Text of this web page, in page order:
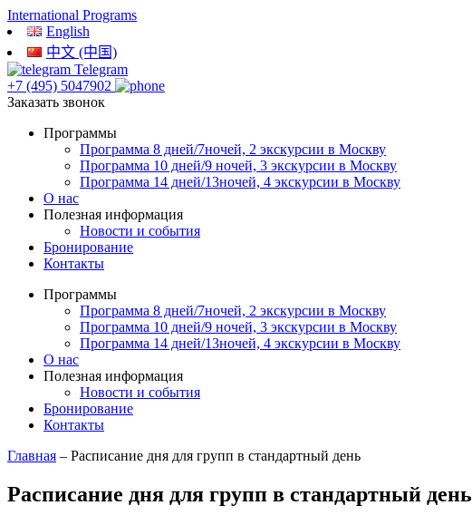
International Programs
English
中文 (中国)
Telegram
+7 (495) 5047902
Заказать звонок
Программы
Программа 8 дней/7ночей, 2 экскурсии в Москву
Программа 10 дней/9 ночей, 3 экскурсии в Москву
Программа 14 дней/13ночей, 4 экскурсии в Москву
О нас
Полезная информация
Новости и события
Бронирование
Контакты
Программы
Программа 8 дней/7ночей, 2 экскурсии в Москву
Программа 10 дней/9 ночей, 3 экскурсии в Москву
Программа 14 дней/13ночей, 4 экскурсии в Москву
О нас
Полезная информация
Новости и события
Бронирование
Контакты
Главная – Расписание дня для групп в стандартный день
Расписание дня для групп в стандартный день